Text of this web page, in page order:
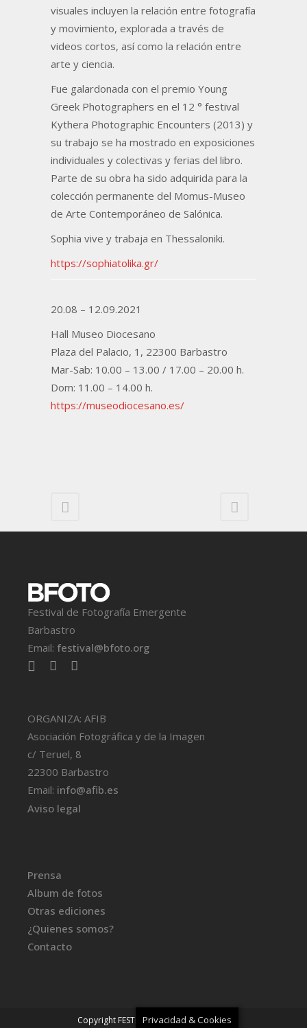
visuales incluyen la relación entre fotografía
y movimiento, explorada a través de
videos cortos, así como la relación entre
arte y ciencia.
Fue galardonada con el premio Young
Greek Photographers en el 12 ° festival
Kythera Photographic Encounters (2013) y
su trabajo se ha mostrado en exposiciones
individuales y colectivas y ferias del libro.
Parte de su obra ha sido adquirida para la
colección permanente del Momus-Museo
de Arte Contemporáneo de Salónica.
Sophia vive y trabaja en Thessaloniki.
https://sophiatolika.gr/
20.08 – 12.09.2021
Hall Museo Diocesano
Plaza del Palacio, 1, 22300 Barbastro
Mar-Sab: 10.00 – 13.00 / 17.00 – 20.00 h.
Dom: 11.00 – 14.00 h.
https://museodiocesano.es/
Festival de Fotografía Emergente
Barbastro
Email: festival@bfoto.org
ORGANIZA: AFIB
Asociación Fotográfica y de la Imagen
c/ Teruel, 8
22300 Barbastro
Email: info@afib.es
Aviso legal
Prensa
Album de fotos
Otras ediciones
¿Quienes somos?
Contacto
Copyright FESTIVAL BFOTO- Aviso legal
Privacidad & Cookies